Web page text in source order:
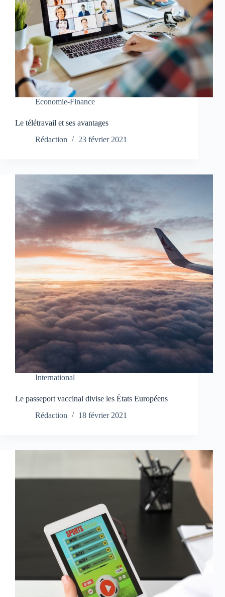
Economie-Finance
Le télétravail et ses avantages
Rédaction
23 février 2021
International
Le passeport vaccinal divise les États Européens
Rédaction
18 février 2021